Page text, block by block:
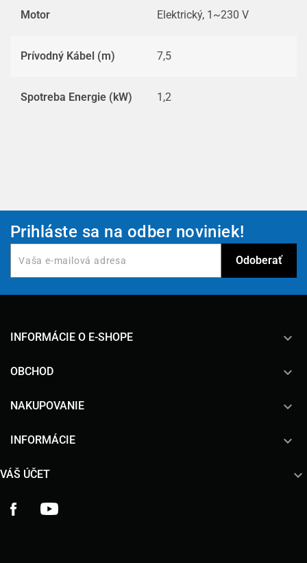
Motor Elektrický, 1~230 V
Prívodný Kábel (m) 7,5
Spotreba Energie (kW) 1,2
Prihláste sa na odber noviniek!
INFORMÁCIE O E-SHOPE keyboard_arrow_down
OBCHOD 
NAKUPOVANIE 
INFORMÁCIE 
VÁŠ ÚČET 
Facebook